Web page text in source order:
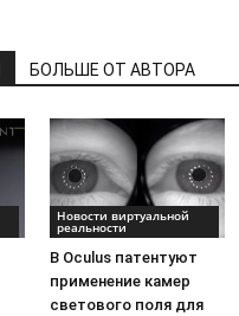
БОЛЬШЕ ОТ АВТОРА
Новости виртуальной
реальности
В Oculus патентуют
применение камер
светового поля для